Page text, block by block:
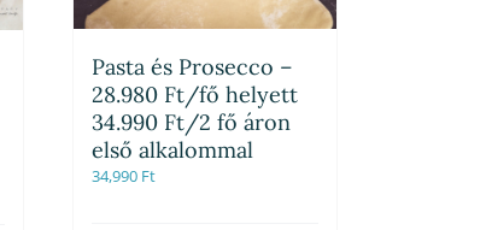
Pasta és Prosecco –
28.980 Ft/fő helyett
34.990 Ft/2 fő áron
első alkalommal
34,990 Ft